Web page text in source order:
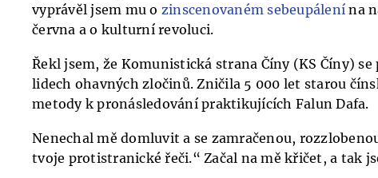
vyprávěl jsem mu o zinscenovaném sebeupálení na
června a o kulturní revoluci.
Řekl jsem, že Komunistická strana Číny (KS Číny)
lidech ohavných zločinů. Zničila 5 000 let starou
metody k pronásledování praktikujících Falun Dafa.
Nenechal mě domluvit a se zamračenou,
tvoje protistranické řeči.“ Začal na mě křičet, a tak